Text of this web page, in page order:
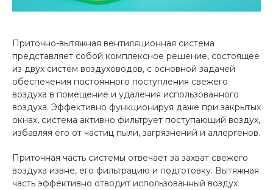
Приточно-вытяжная вентиляционная система
представляет собой комплексное решение, состоящее
из двух систем воздуховодов, с основной задачей
обеспечения постоянного поступления свежего
воздуха в помещение и удаления использованного
воздуха. Эффективно функционируя даже при закрытых
окнах, система активно фильтрует поступающий воздух,
избавляя его от частиц пыли, загрязнений и аллергенов.
Приточная часть системы отвечает за захват свежего
воздуха извне, его фильтрацию и подготовку. Вытяжная
часть эффективно отводит использованный воздух